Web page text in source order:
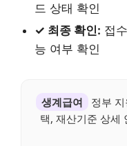
드 상태 확인
✓ 최종 확인: 접
능 여부 확인
생계급여
정부
택, 재산기준 상세